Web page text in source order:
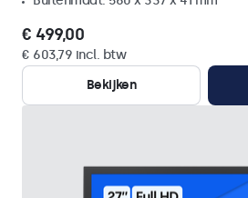
€ 499,00
€ 603,79 incl. btw
Bekijken